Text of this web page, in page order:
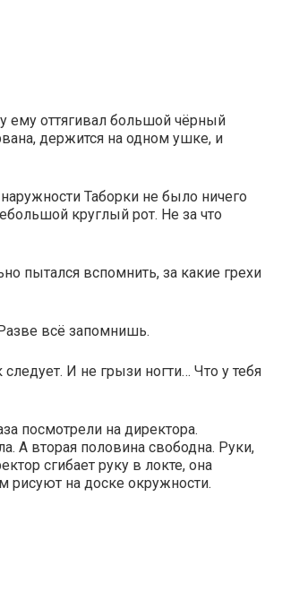
ему оттягивал большой чёрный
держится на одном ушке, и
наружности Таборки не было ничего
круглый рот. Не за что
пытался вспомнить, за какие грехи
всё запомнишь.
И не грызи ногти… Что у тебя
посмотрели на директора.
А вторая половина свободна. Руки,
сгибает руку в локте, она
рисуют на доске окружности.